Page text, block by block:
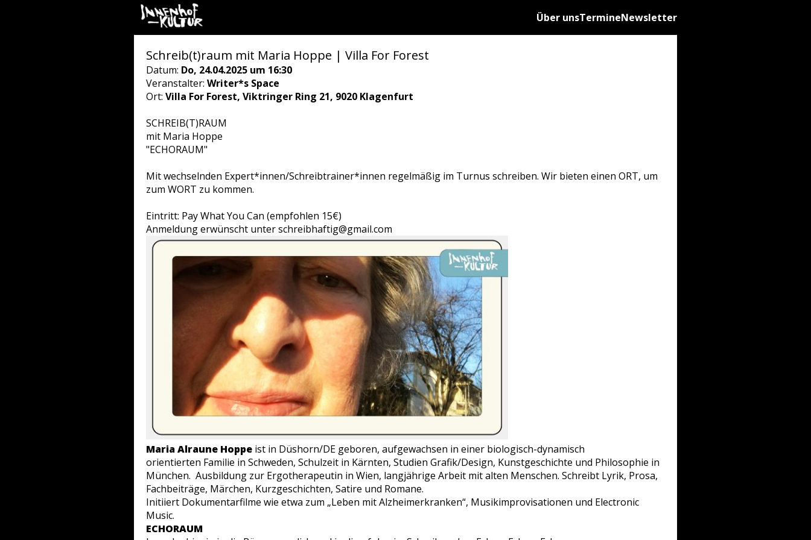
Über unsTermineNewsletter
Schreib(t)raum mit Maria Hoppe | Villa For Forest
Datum: Do, 24.04.2025 um 16:30
Veranstalter: Writer*s Space
Ort: Villa For Forest, Viktringer Ring 21, 9020 Klagenfurt
SCHREIB(T)RAUM
mit Maria Hoppe
"ECHORAUM"
Mit wechselnden Expert*innen/Schreibtrainer*innen regelmäßig im Turnus schreiben. Wir bieten einen ORT, um
zum WORT zu kommen.
Eintritt: Pay What You Can (empfohlen 15€)
Anmeldung erwünscht unter schreibhaftig@gmail.com
Maria Alraune Hoppe ist in Düshorn/DE geboren, aufgewachsen in einer biologisch-dynamisch
orientierten Familie in Schweden, Schulzeit in Kärnten, Studien Grafik/Design, Kunstgeschichte und Philosophie in
München. Ausbildung zur Ergotherapeutin in Wien, langjährige Arbeit mit alten Menschen. Schreibt Lyrik, Prosa,
Fachbeiträge, Märchen, Kurzgeschichten, Satire und Romane.
Initiiert Dokumentarfilme wie etwa zum „Leben mit Alzheimerkranken“, Musikimprovisatio­nen und Electronic
Music.
ECHORAUM